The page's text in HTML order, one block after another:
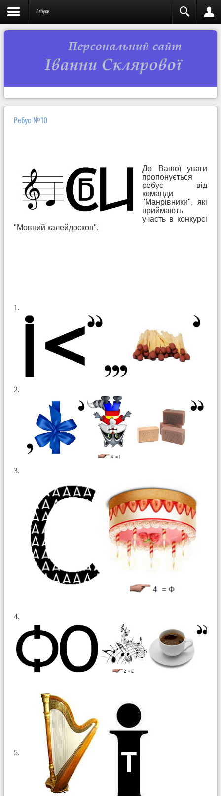
Ребуси
Ребус №10
До Вашої уваги
пропонується
ребус від
команди
"Манрівники", які
приймають
участь в конкурсі
"Мовний калейдоскоп".
1.
2.
3.
4.
5.